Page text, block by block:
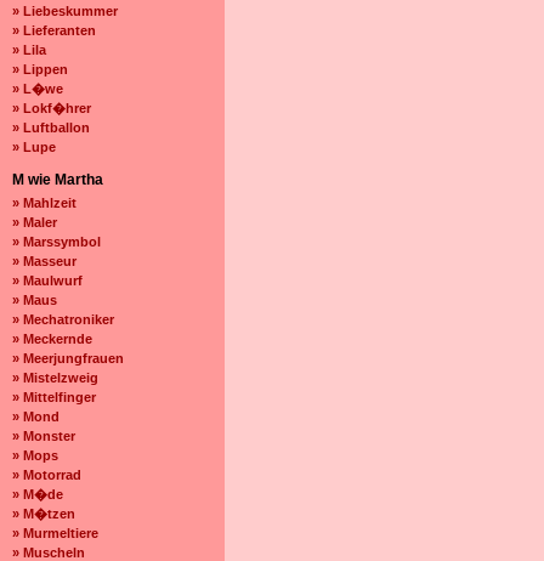
» Liebeskummer
» Lieferanten
» Lila
» Lippen
» L�we
» Lokf�hrer
» Luftballon
» Lupe
M wie Martha
» Mahlzeit
» Maler
» Marssymbol
» Masseur
» Maulwurf
» Maus
» Mechatroniker
» Meckernde
» Meerjungfrauen
» Mistelzweig
» Mittelfinger
» Mond
» Monster
» Mops
» Motorrad
» M�de
» M�tzen
» Murmeltiere
» Muscheln